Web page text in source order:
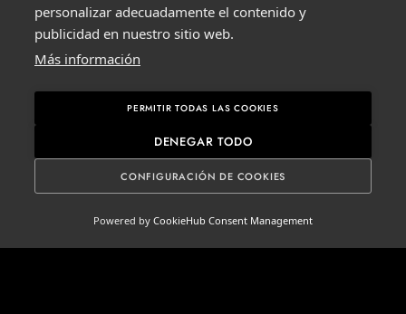
PARA RECIBIR
NUESTRAS
personalizar adecuadamente el contenido y
publicidad en nuestro sitio web.
Más información
PERMITIR TODAS LAS COOKIES
DENEGAR TODO
CONFIGURACIÓN DE COOKIES
Powered by CookieHub Consent Management